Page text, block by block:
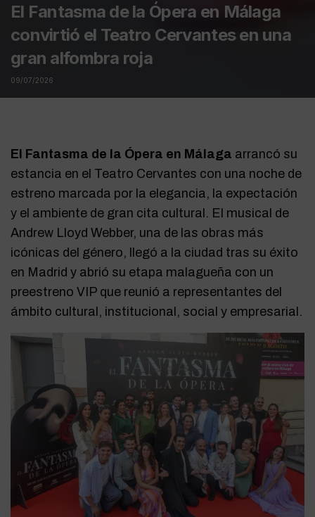
El Fantasma de la Ópera en Málaga
convirtió el Teatro Cervantes en una
gran alfombra roja
09/07/2026
El Fantasma de la Ópera en Málaga arrancó su
estancia en el Teatro Cervantes con una noche de
estreno marcada por la elegancia, la expectación
y el ambiente de gran cita cultural. El musical de
Andrew Lloyd Webber, una de las obras más
icónicas del género, llegó a la ciudad tras su éxito
en Madrid y abrió su etapa malagueña con un
preestreno VIP que reunió a representantes del
ámbito cultural, institucional, social y empresarial.